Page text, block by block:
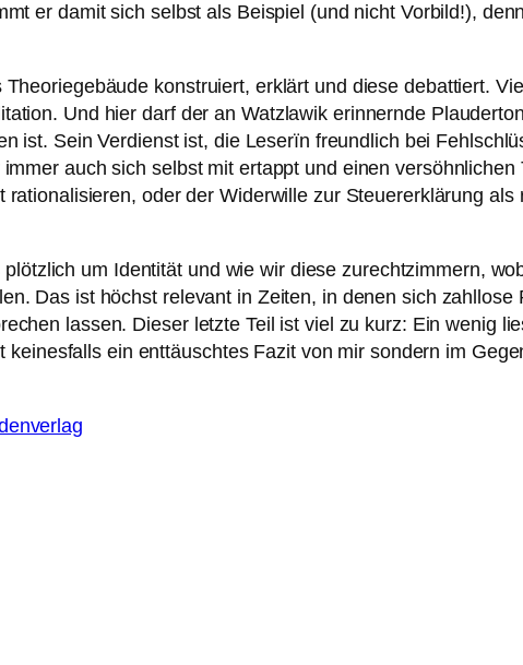
er damit sich selbst als Beispiel (und nicht Vorbild!),
konstruiert, erklärt und diese debattiert.
Und hier darf der an Watzlawik erinnernde
ist. Sein Verdienst ist, die Leserïn freundlich bei
auch sich selbst mit ertappt und einen
oder der Widerwille zur Steuererklärung
um Identität und wie wir diese zurechtzimmern,
Das ist höchst relevant in Zeiten, in denen sich
lassen. Dieser letzte Teil ist viel zu kurz: Ein wenig
ein enttäuschtes Fazit von mir sondern im